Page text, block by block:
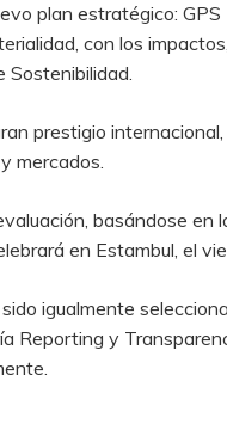
plan estratégico:
con los
Sostenibilidad.
prestigio
mercados.
basándose
en Estambul, el
igualmente
Reporting y